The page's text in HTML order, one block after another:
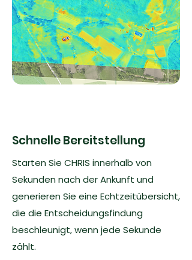
Schnelle Bereitstellung
Starten Sie CHRIS innerhalb von
Sekunden nach der Ankunft und
generieren Sie eine Echtzeitübersicht,
die die Entscheidungsfindung
beschleunigt, wenn jede Sekunde
zählt.